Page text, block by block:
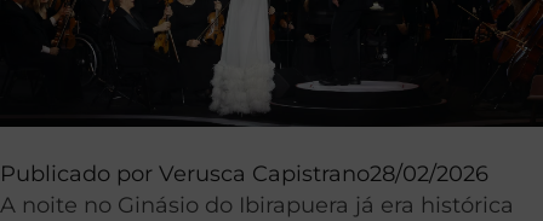
Publicado por Verusca Capistrano28/02/2026
A noite no Ginásio do Ibirapuera já era histórica